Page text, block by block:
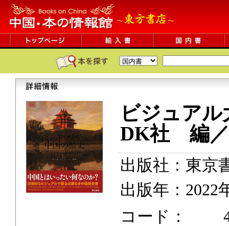
ビジュア
DK社 編／
出版社：東京
出版年：2022
コード：